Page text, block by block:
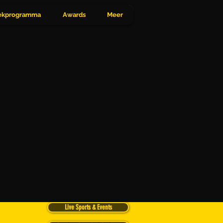
Inloggen
Awards Meer
Live Sports & Events